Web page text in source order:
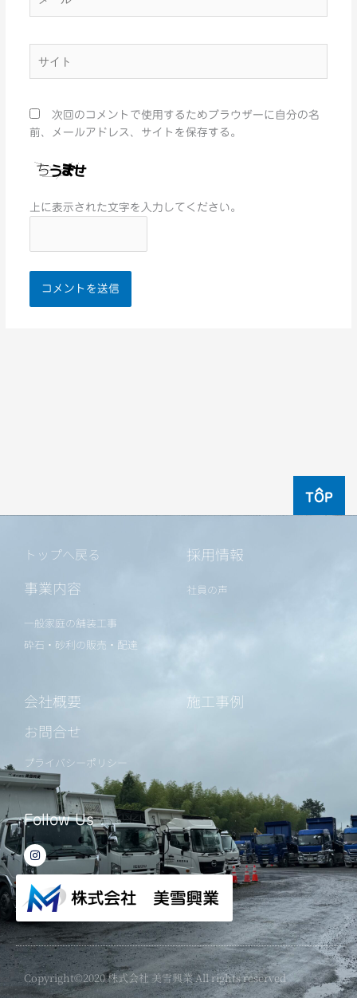
ー
*
次回のコメントで使用するためブラウザーに自分の名
前、メールアドレス、サイトを保存する。
上に表示された文字を入力してください。
TOP
トップへ戻る
事業内容
一般家庭の舗装工事
砕石・砂利の販売・配達
採用情報
社員の声
会社概要
施工事例
お問合せ
プライバシーポリシー
Follow Us
I
n
s
a
g
a
m
Copyright©2020 株式会社 美雪興業 All rights reserved